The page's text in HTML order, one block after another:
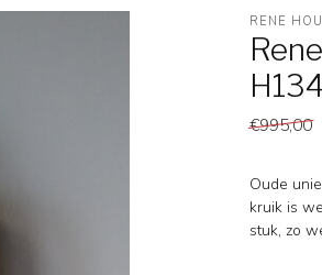
RENE
€995,00
Oude
kruik is
stuk, zo